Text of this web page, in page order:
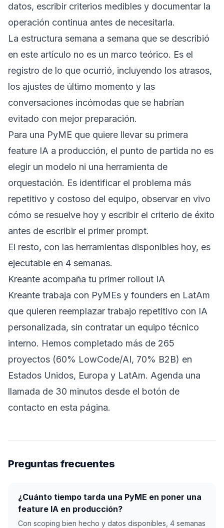
datos, escribir criterios medibles y documentar la
operación continua antes de necesitarla.
La estructura semana a semana que se describió
en este artículo no es un marco teórico. Es el
registro de lo que ocurrió, incluyendo los atrasos,
los ajustes de último momento y las
conversaciones incómodas que se habrían
evitado con mejor preparación.
Para una PyME que quiere llevar su primera
feature IA a producción, el punto de partida no es
elegir un modelo ni una herramienta de
orquestación. Es identificar el problema más
repetitivo y costoso del equipo, observar en vivo
cómo se resuelve hoy y escribir el criterio de éxito
antes de escribir el primer prompt.
El resto, con las herramientas disponibles hoy, es
ejecutable en 4 semanas.
Kreante acompaña tu primer rollout IA
Kreante trabaja con PyMEs y founders en LatAm
que quieren reemplazar trabajo repetitivo con IA
personalizada, sin contratar un equipo técnico
interno. Hemos completado más de 265
proyectos (60% LowCode/AI, 70% B2B) en
Estados Unidos, Europa y LatAm. Agenda una
llamada de 30 minutos desde el botón de
contacto en esta página.
Preguntas frecuentes
¿Cuánto tiempo tarda una PyME en poner una
feature IA en producción?
Con scoping bien hecho y datos disponibles, 4 semanas